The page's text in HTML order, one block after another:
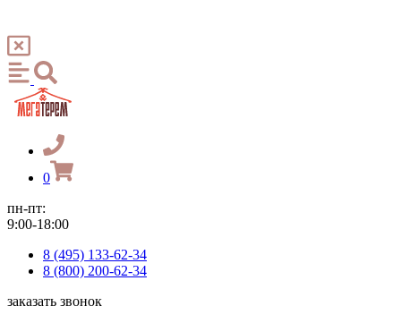
0
пн-пт:
9:00-18:00
8 (495) 133-62-34
8 (800) 200-62-34
заказать звонок